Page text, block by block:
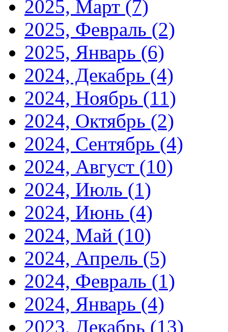
2025, Март (7)
2025, Февраль (2)
2025, Январь (6)
2024, Декабрь (4)
2024, Ноябрь (11)
2024, Октябрь (2)
2024, Сентябрь (4)
2024, Август (10)
2024, Июль (1)
2024, Июнь (4)
2024, Май (10)
2024, Апрель (5)
2024, Февраль (1)
2024, Январь (4)
2023, Декабрь (13)